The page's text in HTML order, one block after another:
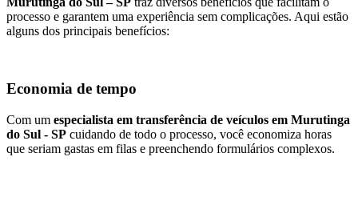
processo e garantem uma experiência sem complicações. Aqui estão
alguns dos principais benefícios:
Economia de tempo
Com um especialista em transferência de veículos em Murutinga
do Sul - SP cuidando de todo o processo, você economiza horas
que seriam gastas em filas e preenchendo formulários complexos.